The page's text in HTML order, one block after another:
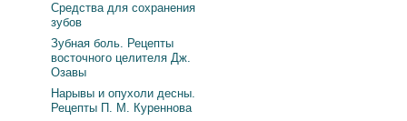
Средства для сохранения
зубов
Зубная боль. Рецепты
восточного целителя Дж.
Озавы
Нарывы и опухоли десны.
Рецепты П. М. Куреннова